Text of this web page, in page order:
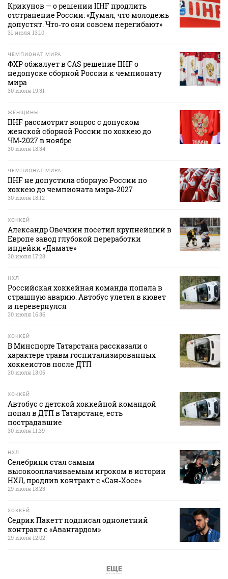
Крикунов — о решении IIHF продлить
отстранение России: «Думал, что молодежь
допустят. Что‑то они совсем перегибают»
31 июля 13:10
ЧЕМПИОНАТ МИРА
ФХР обжалует в CAS решение IIHF о
недопуске сборной России к чемпионату
мира
30 июля 19:31
ЖЕНЩИНЫ
IIHF рассмотрит вопрос с допуском
женской сборной России по хоккею до
ЧМ‑2027 в ноябре
30 июля 18:34
ЧЕМПИОНАТ МИРА
IIHF не допустила сборную России по
хоккею до чемпионата мира‑2027
30 июля 18:12
ХОККЕЙ
Александр Овечкин посетил крупнейший в
Европе завод глубокой переработки
индейки «Дамате»
30 июля 17:28
НХЛ
Российская хоккейная команда попала в
страшную аварию. Автобус улетел в кювет
и перевернулся
30 июля 16:36
ХОККЕЙ
В Минспорте Татарстана рассказали о
характере травм госпитализированных
хоккеистов после ДТП
30 июля 13:05
ХОККЕЙ
Автобус с детской хоккейной командой
попал в ДТП в Татарстане, есть
пострадавшие
30 июля 11:39
НХЛ
Селебрини стал самым
высокооплачиваемым игроком в истории
НХЛ, продлив контракт с «Сан‑Хосе»
29 июля 18:23
ХОККЕЙ
Седрик Пакетт подписал однолетний
контракт с «Авангардом»
29 июля 12:02
ЕЩЕ